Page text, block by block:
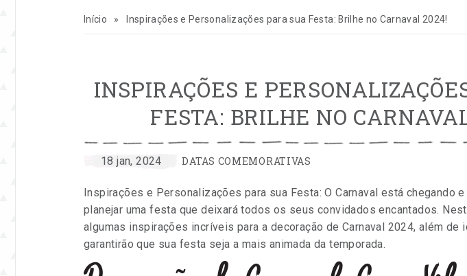
inspirar
sua
vida
e
seu
negócio
de
Início » Inspirações e Personalizações para sua Festa: Brilhe no Carnaval 2024!
INSPIRAÇÕES E
FESTA: BRILHE NO
Publicado
18 jan, 2024
por
na
Festa
CATEGORIAS:
DATAS COMEMORATIVAS
Inspirações e Personalizações para sua Festa: O Carnaval está chegando
planejar uma festa que deixará todos os seus convidados encantados.
algumas inspirações incríveis para a decoração de Carnaval 2024, além de
garantirão que sua festa seja a mais animada da temporada.